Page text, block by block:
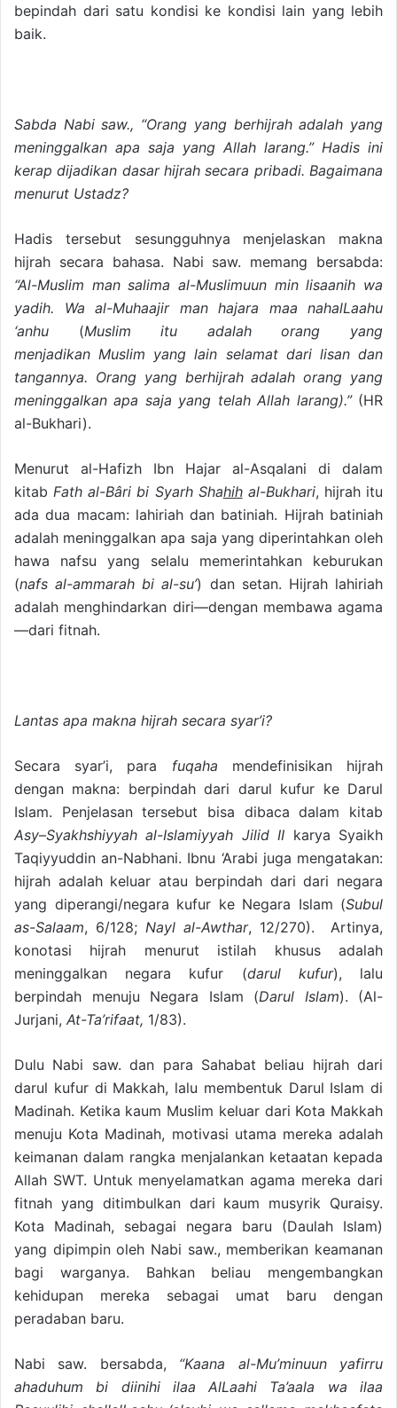
bepindah dari satu kondisi ke kondisi lain yang lebih
baik.
Sabda Nabi saw., “Orang yang berhijrah adalah yang
meninggalkan apa saja yang Allah larang.” Hadis ini
kerap dijadikan dasar hijrah secara pribadi. Bagaimana
menurut Ustadz?
Hadis tersebut sesungguhnya menjelaskan makna
hijrah secara bahasa. Nabi saw. memang bersabda:
“Al-Muslim man salima al-Muslimuun min lisaanih wa
yadih. Wa al-Muhaajir man hajara maa nahalLaahu
‘anhu (Muslim itu adalah orang yang
menjadikan Muslim yang lain selamat dari lisan dan
tangannya. Orang yang berhijrah adalah orang yang
meninggalkan apa saja yang telah Allah larang).”(HR
al-Bukhari).
Menurut al-Hafizh Ibn Hajar al-Asqalani di dalam
kitab Fath al-Bâri bi Syarh Shahihal-Bukhari, hijrah itu
ada dua macam: lahiriah dan batiniah. Hijrah batiniah
adalah meninggalkan apa saja yang diperintahkan oleh
hawa nafsu yang selalu memerintahkan keburukan
(nafs al-ammarah bi al-su’) dan setan. Hijrah lahiriah
adalah menghindarkan diri—dengan membawa agama
—dari fitnah.
Lantas apa makna hijrah secara syar’i?
Secara syar’i, para fuqaha mendefinisikan hijrah
dengan makna: berpindah dari darul kufur ke Darul
Islam. Penjelasan tersebut bisa dibaca dalam kitab
Asy–Syakhshiyyah al-Islamiyyah Jilid II karya Syaikh
Taqiyyuddin an-Nabhani. Ibnu ‘Arabi juga mengatakan:
hijrah adalah keluar atau berpindah dari dari negara
yang diperangi/negara kufur ke Negara Islam (Subul
as-Salaam, 6/128; Nayl al-Awthar, 12/270). Artinya,
konotasi hijrah menurut istilah khusus adalah
meninggalkan negara kufur (darul kufur), lalu
berpindah menuju Negara Islam (Darul Islam). (Al-
Jurjani, At-Ta’rifaat, 1/83).
Dulu Nabi saw. dan para Sahabat beliau hijrah dari
darul kufur di Makkah, lalu membentuk Darul Islam di
Madinah. Ketika kaum Muslim keluar dari Kota Makkah
menuju Kota Madinah, motivasi utama mereka adalah
keimanan dalam rangka menjalankan ketaatan kepada
Allah SWT. Untuk menyelamatkan agama mereka dari
fitnah yang ditimbulkan dari kaum musyrik Quraisy.
Kota Madinah, sebagai negara baru (Daulah Islam)
yang dipimpin oleh Nabi saw., memberikan keamanan
bagi warganya. Bahkan beliau mengembangkan
kehidupan mereka sebagai umat baru dengan
peradaban baru.
Nabi saw. bersabda, “Kaana al-Mu’minuun yafirru
ahaduhum bi diinihi ilaa AlLaahi Ta’aala wa ilaa